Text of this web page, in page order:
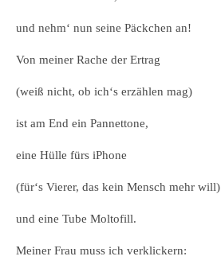
und nehm‘ nun seine Päckchen an!
Von meiner Rache der Ertrag
(weiß nicht, ob ich‘s erzählen mag)
ist am End ein Pannettone,
eine Hülle fürs iPhone
(für‘s Vierer, das kein Mensch mehr will)
und eine Tube Moltofill.
Meiner Frau muss ich verklickern: